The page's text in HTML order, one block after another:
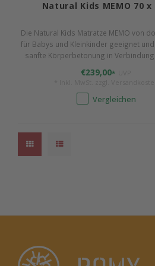
Natural Kids MEMO 70 x
Die Natural Kids Matratze MEMO von
für Babys und Kleinkinder geeignet
sanfte Körperbetonung in
kbT** zertifiziert. 100%
€239,00*
Vergleichen